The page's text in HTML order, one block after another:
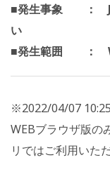
■発生事象 ：
い
■発生範囲 ：
※2022/04/07
WEBブラウザ版の
リではご利用いた